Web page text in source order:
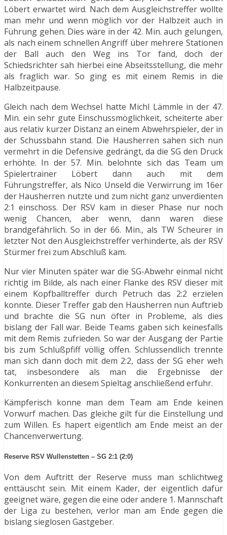
Löbert erwartet wird. Nach dem Ausgleichstreffer wollte
man mehr und wenn möglich vor der Halbzeit auch in
Führung gehen. Dies wäre in der 42. Min. auch gelungen,
als nach einem schnellen Angriff über mehrere Stationen
der Ball auch den Weg ins Tor fand, doch der
Schiedsrichter sah hierbei eine Abseitsstellung, die mehr
als fraglich war. So ging es mit einem Remis in die
Halbzeitpause.
Gleich nach dem Wechsel hatte Michl Lämmle in der 47.
Min. ein sehr gute Einschussmöglichkeit, scheiterte aber
aus relativ kurzer Distanz an einem Abwehrspieler, der in
der Schussbahn stand. Die Hausherren sahen sich nun
vermehrt in die Defensive gedrängt, da die SG den Druck
erhöhte. In der 57. Min. belohnte sich das Team um
Spielertrainer Löbert dann auch mit dem
Führungstreffer, als Nico Unseld die Verwirrung im 16er
der Hausherren nutzte und zum nicht ganz unverdienten
2:1 einschoss. Der RSV kam in dieser Phase nur noch
wenig Chancen, aber wenn, dann waren diese
brandgefährlich. So in der 66. Min., als TW Scheurer in
letzter Not den Ausgleichstreffer verhinderte, als der RSV
Stürmer frei zum Abschluß kam.
Nur vier Minuten später war die SG-Abwehr einmal nicht
richtig im Bilde, als nach einer Flanke des RSV dieser mit
einem Kopfballtreffer durch Petruch das 2:2 erzielen
konnte. Dieser Treffer gab den Hausherren nun Auftrieb
und brachte die SG nun öfter in Probleme, als dies
bislang der Fall war. Beide Teams gaben sich keinesfalls
mit dem Remis zufrieden. So war der Ausgang der Partie
bis zum Schlußpfiff völlig offen. Schlussendlich trennte
man sich dann doch mit dem 2:2, dass der SG eher weh
tat, insbesondere als man die Ergebnisse der
Konkurrenten an diesem Spieltag anschließend erfuhr.
Kämpferisch konne man dem Team am Ende keinen
Vorwurf machen. Das gleiche gilt für die Einstellung und
zum Willen. Es hapert eigentlich am Ende meist an der
Chancenverwertung.
Reserve RSV Wullenstetten – SG 2:1 (2:0)
Von dem Auftritt der Reserve muss man schlichtweg
enttäuscht sein. Mit einem Kader, der eigentlich dafür
geeignet wäre, gegen die eine oder andere 1. Mannschaft
der Liga zu bestehen, verlor man am Ende gegen die
bislang sieglosen Gastgeber.